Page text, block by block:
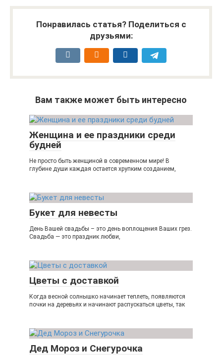
Понравилась статья? Поделиться с
друзьями:
Вам также может быть интересно
Женщина и ее праздники среди
будней
Не просто быть женщиной в современном мире! В
глубине души каждая остается хрупким созданием,
Букет для невесты
День Вашей свадьбы – это день воплощения Ваших грез.
Свадьба — это праздник любви,
Цветы с доставкой
Когда весной солнышко начинает теплеть, появляются
почки на деревьях и начинают распускаться цветы, так
Дед Мороз и Снегурочка